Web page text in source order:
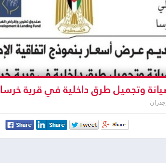
وتجميل طرق داخلية في قرية خرسا